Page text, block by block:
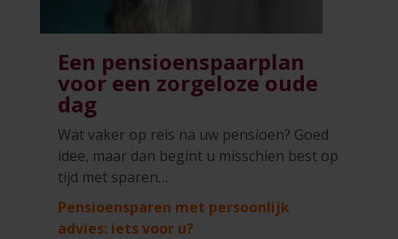
Een pensioenspaarplan
voor een zorgeloze oude
dag
Wat vaker op reis na uw pensioen? Goed
idee, maar dan begint u misschien best op
tijd met sparen…
Pensioensparen met persoonlijk
advies: iets voor u?